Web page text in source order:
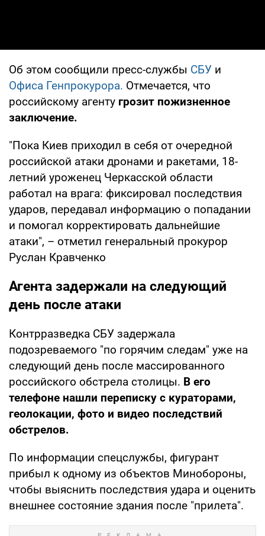
Об этом сообщили пресс-службы СБУ и
Офиса Генпрокурора. Отмечается, что
российскому агенту грозит пожизненное
заключение.
"Пока Киев приходил в себя от очередной
российской атаки дронами и ракетами, 18-
летний уроженец Черкасской области
работал на врага: фиксировал последствия
ударов, передавал информацию о попадании
и помогал корректировать дальнейшие
атаки", – отметил генеральный прокурор
Руслан Кравченко
Агента задержали на следующий
день после атаки
Контрразведка СБУ задержала
подозреваемого "по горячим следам" уже на
следующий день после массированного
российского обстрела столицы. В его
телефоне нашли переписку с кураторами,
геолокации, фото и видео последствий
обстрелов.
По информации спецслужбы, фигурант
прибыл к одному из объектов Минобороны,
чтобы выяснить последствия удара и оценить
внешнее состояние здания после "прилета".